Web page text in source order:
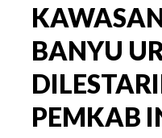
BANYU
PEMKAB